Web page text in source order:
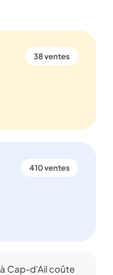
38 ventes
410 ventes
à Cap-d'Ail coûte